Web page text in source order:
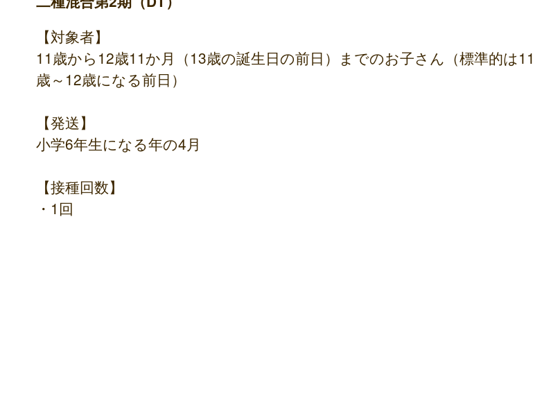
【対象者】
11歳から12歳11か月（13歳の誕生日の前日）までのお子さん（標準的は11
歳～12歳になる前日）
【発送】
小学6年生になる年の4月
【接種回数】
・1回